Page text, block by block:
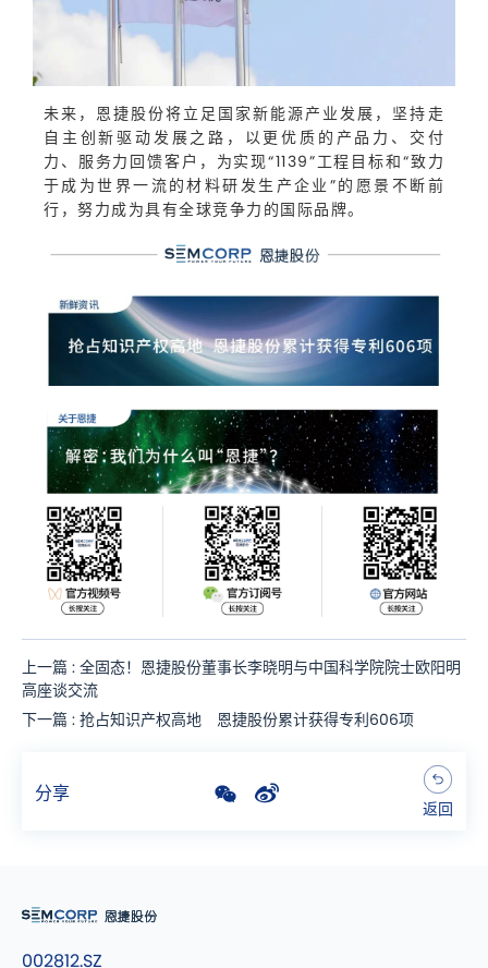
未来，恩捷股份将立足国家新能源产业发展，坚持走
自主创新驱动发展之路，以更优质的产品力、交付
力、服务力回馈客户，为实现“1139”工程目标和“致力
于成为世界一流的材料研发生产企业”的愿景不断前
行，努力成为具有全球竞争力的国际品牌。
上一篇 : 全固态！恩捷股份董事长李晓明与中国科学院院士欧阳明
高座谈交流
下一篇 : 抢占知识产权高地 恩捷股份累计获得专利606项
分享
返回
002812.SZ